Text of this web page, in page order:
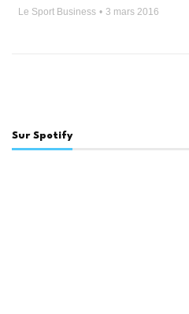
Le Sport Business 3 mars 2016
Sur Spotify